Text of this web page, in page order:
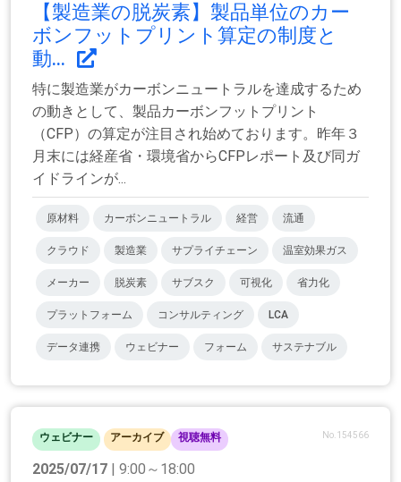
【製造業の脱炭素】製品単位のカー
ボンフットプリント算定の制度と
動...
特に製造業がカーボンニュートラルを達成するため
の動きとして、製品カーボンフットプリント
（CFP）の算定が注目され始めております。昨年３
月末には経産省・環境省からCFPレポート及び同ガ
イドラインが...
原材料 カーボンニュートラル 経営 流通
クラウド 製造業 サプライチェーン 温室効果ガス
メーカー 脱炭素 サブスク 可視化 省力化
プラットフォーム コンサルティング LCA
データ連携 ウェビナー フォーム サステナブル
ウェビナー アーカイブ 視聴無料 No.154566
2025/07/17 | 9:00～18:00